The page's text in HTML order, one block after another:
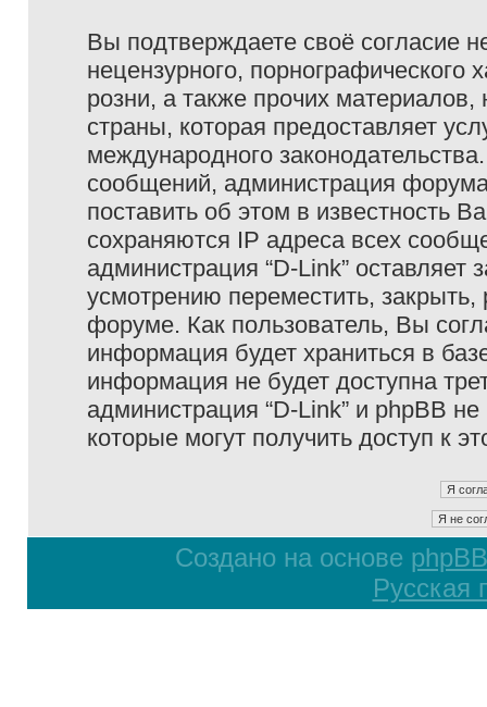
Вы подтверждаете своё согласие
нецензурного, порнографического
розни, а также прочих
страны, которая предоставляет
международного
сообщений, администрация
поставить об этом в известность
сохраняются IP адреса всех
администрация “D-Link”
усмотрению переместить,
форуме. Как пользователь, Вы
информация будет храниться в
информация не будет доступна
администрация “D-Link” и phpBB
которые могут получить доступ к
Создано на основе phpBB
Русская